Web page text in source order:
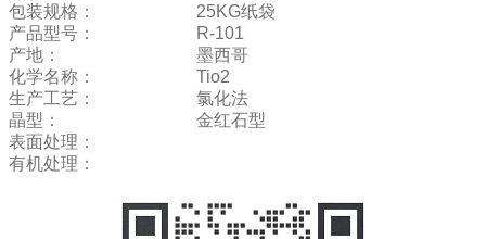
包装规格：
25KG纸袋
产品型号：
R-101
产地：
墨西哥
化学名称：
Tio2
生产工艺：
氯化法
晶型：
金红石型
表面处理：
有机处理：